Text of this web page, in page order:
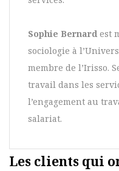
Sophie Bernard est
sociologie à
membre de l’Irisso.
travail dans les
l’engagement au
salariat.
Les clients qui